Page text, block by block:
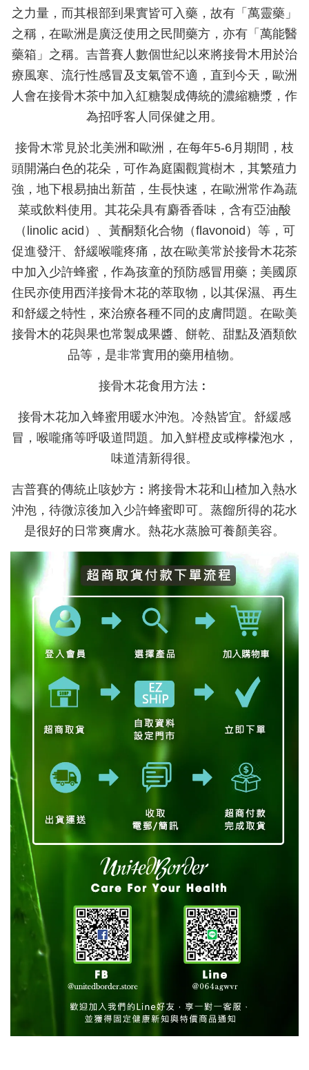
之力量，而其根部到果實皆可入藥，故有「萬靈藥」
之稱，在歐洲是廣泛使用之民間藥方，亦有「萬能醫
藥箱」之稱。吉普賽人數個世紀以來將接骨木用於治
療風寒、流行性感冒及支氣管不適，直到今天，歐洲
人會在接骨木茶中加入紅糖製成傳統的濃縮糖漿，作
為招呼客人同保健之用。
接骨木常見於北美洲和歐洲，在每年5-6月期間，枝
頭開滿白色的花朵，可作為庭園觀賞樹木，其繁殖力
強，地下根易抽出新苗，生長快速，在歐洲常作為蔬
菜或飲料使用。其花朵具有麝香香味，含有亞油酸
（linolic acid）、黃酮類化合物（flavonoid）等，可
促進發汗、舒緩喉嚨疼痛，故在歐美常於接骨木花茶
中加入少許蜂蜜，作為孩童的預防感冒用藥；美國原
住民亦使用西洋接骨木花的萃取物，以其保濕、再生
和舒緩之特性，來治療各種不同的皮膚問題。在歐美
接骨木的花與果也常製成果醬、餅乾、甜點及酒類飲
品等，是非常實用的藥用植物。
接骨木花食用方法︰
接骨木花加入蜂蜜用暖水沖泡。冷熱皆宜。舒緩感
冒，喉嚨痛等呼吸道問題。加入鮮橙皮或檸檬泡水，
味道清新得很。
吉普賽的傳統止咳妙方︰將接骨木花和山楂加入熱水
沖泡，待微涼後加入少許蜂蜜即可。蒸餾所得的花水
是很好的日常爽膚水。熱花水蒸臉可養顏美容。